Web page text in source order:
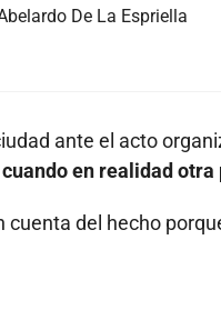
De La Espriella
ante el acto
en realidad
del hecho